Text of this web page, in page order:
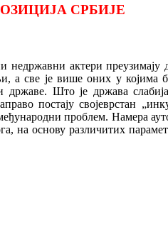
СРБИЈЕ
актери преузимају
а све је више оних у
Што је држава
постају својеврстан
проблем. Намера
на основу различитих